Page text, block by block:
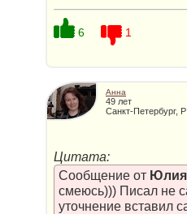
6 1
Анна
49 лет
Цитата:
Сообщение от Юлия
смеюсь))) Писал не
уточнение вставил